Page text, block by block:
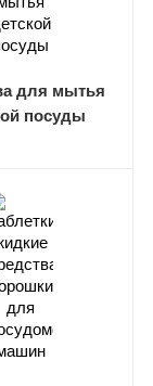
для мытья
посуды